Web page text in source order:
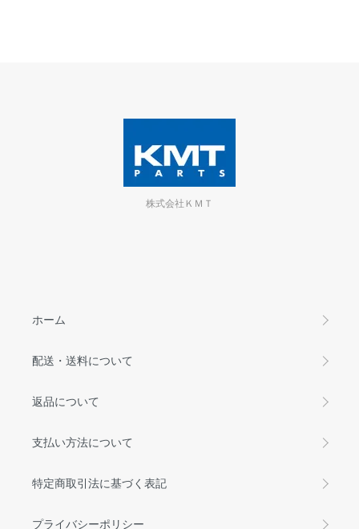
株式会社ＫＭＴ
ホーム
配送・送料について
返品について
支払い方法について
特定商取引法に基づく表記
プライバシーポリシー